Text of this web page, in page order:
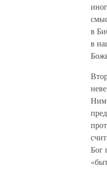
в
в
Ним
Бог